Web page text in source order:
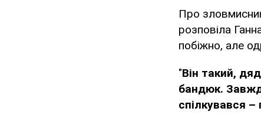
Про
розповіла
побіжно, але
"Він такий,
бандюк.
спілкувався –